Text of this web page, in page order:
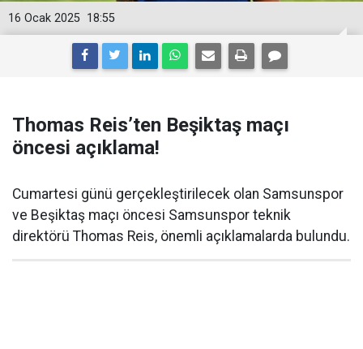
18:55
16 Ocak 2025
Thomas Reis’ten Beşiktaş maçı
öncesi açıklama!
Cumartesi günü gerçekleştirilecek olan Samsunspor
ve Beşiktaş maçı öncesi Samsunspor teknik
direktörü Thomas Reis, önemli açıklamalarda bulundu.